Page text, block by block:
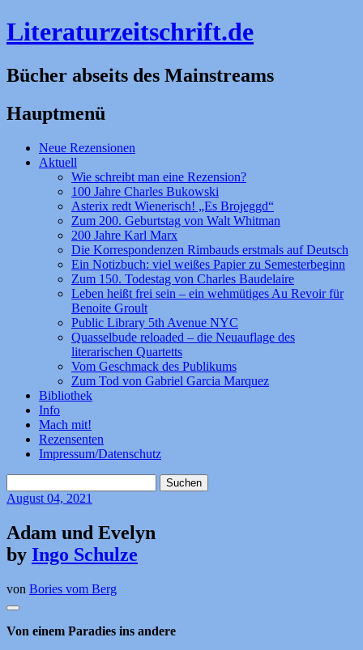
Literaturzeitschrift.de
Bücher abseits des Mainstreams
Hauptmenü
Zum
Inhalt
Neue Rezensionen
Aktuell
Wie schreibt man eine Rezension?
100 Jahre Charles Bukowski
Asterix redt Wienerisch! „Es Brojeggd“
Zum 200. Geburtstag von Walt Whitman
200 Jahre Karl Marx
Die Korrespondenzen Rimbauds erstmals auf Deutsch
Ein Notizbuch: viel weißes Papier zu Semesterbeginn
Zum 150. Todestag von Charles Baudelaire
Leben heißt frei sein – ein wehmütiges Au Revoir für
Benoite Groult
Public Library 5th Avenue NYC
Quasselbude reloaded – die Neuauflage des
literarischen Quartetts
Vom Geschmack des Publikums
Zum Tod von Gabriel Garcia Marquez
Bibliothek
Info
Mach mit!
Rezensenten
Impressum/Datenschutz
nach:
August 04, 2021
Adam und Evelyn
by Ingo Schulze
von Bories vom Berg
Von einem Paradies ins andere